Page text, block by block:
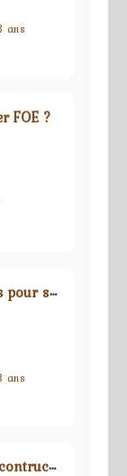
ans
FOE ?
C
omment recruter des membres pour sa guilde ?
ans
L
es dépots de ressources, pour contructions des bâtiments